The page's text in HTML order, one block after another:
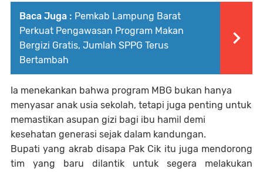
Baca Juga : Pemkab Lampung Barat
Perkuat Pengawasan Program Makan
Bergizi Gratis, Jumlah SPPG Terus
Bertambah
Ia menekankan bahwa program MBG bukan hanya
menyasar anak usia sekolah, tetapi juga penting untuk
memastikan asupan gizi bagi ibu hamil demi
kesehatan generasi sejak dalam kandungan.
Bupati yang akrab disapa Pak Cik itu juga mendorong
tim yang baru dilantik untuk segera melakukan